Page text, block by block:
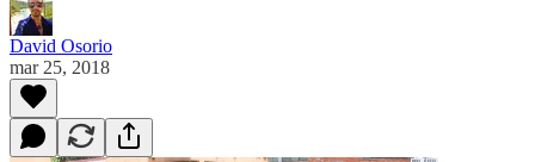
David Osorio
mar 25, 2018